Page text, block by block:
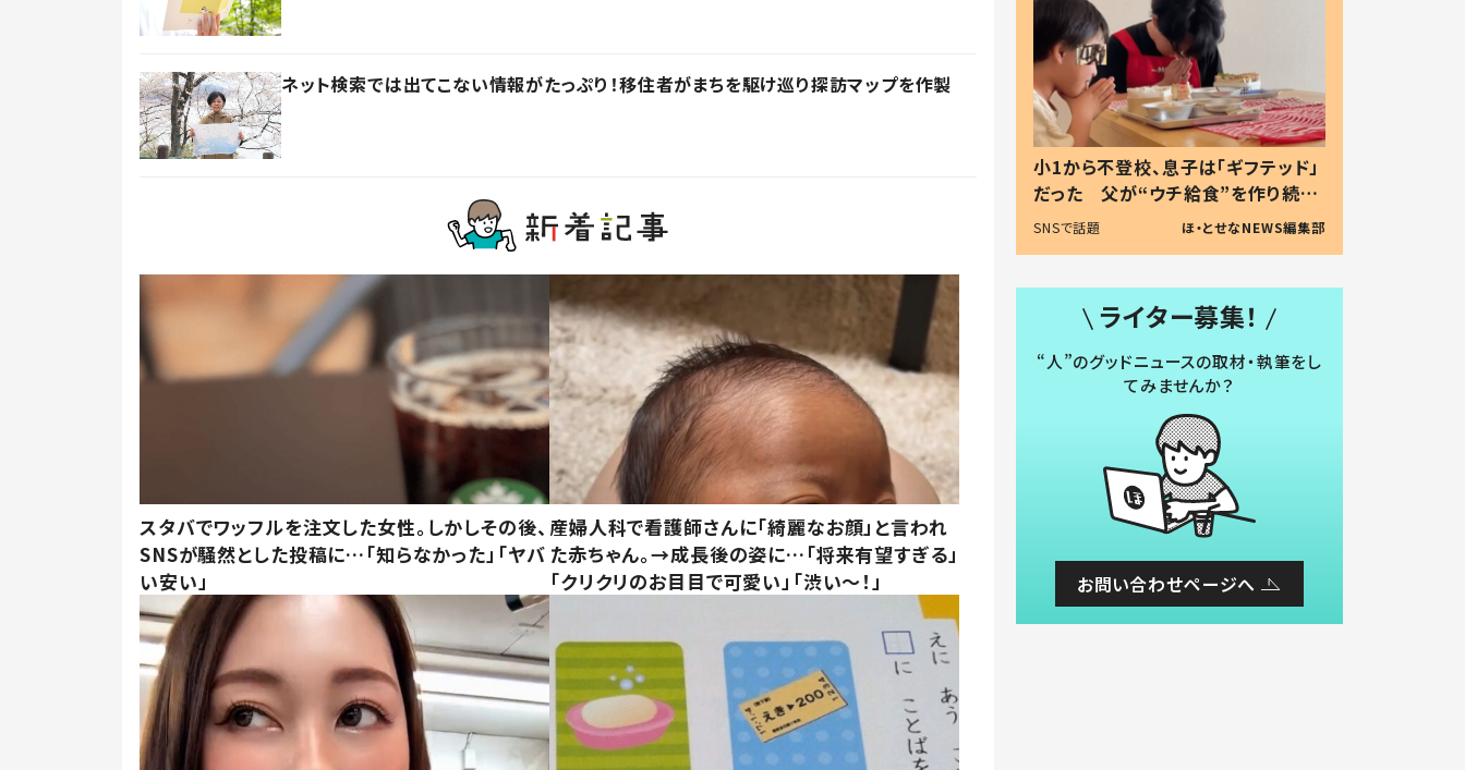
ネット検索では出てこない情報がたっぷり！移住者がまちを駆け巡り探訪マップを作製
スタバでワッフルを注文した女性。しかしその後、
SNSが騒然とした投稿に…「知らなかった」「ヤバ
い安い」
産婦人科で看護師さんに「綺麗なお顔」と言われ
た赤ちゃん。→成長後の姿に…「将来有望すぎる」
「クリクリのお目目で可愛い」「渋い～！」
小1から不登校、息子は「ギフテッド」
だった 父が“ウチ給食”を作り続け
る理由とは #令和の親 #令和の子
SNSで話題 ほ・とせなNEWS編集部
ライター募集！
“人”のグッドニュースの取材・執筆をし
てみませんか？
お問い合わせページへ